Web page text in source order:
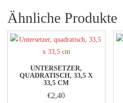
Ähnliche Produkte
UNTERSETZER,
QUADRATISCH, 33,5 X
33,5 CM
€2,40